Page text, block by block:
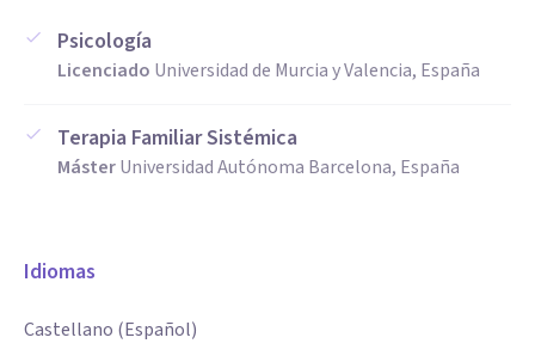
Psicología
Licenciado Universidad de Murcia y Valencia, España
Terapia Familiar Sistémica
MásterUniversidad Autónoma Barcelona, España
Idiomas
Castellano (Español)